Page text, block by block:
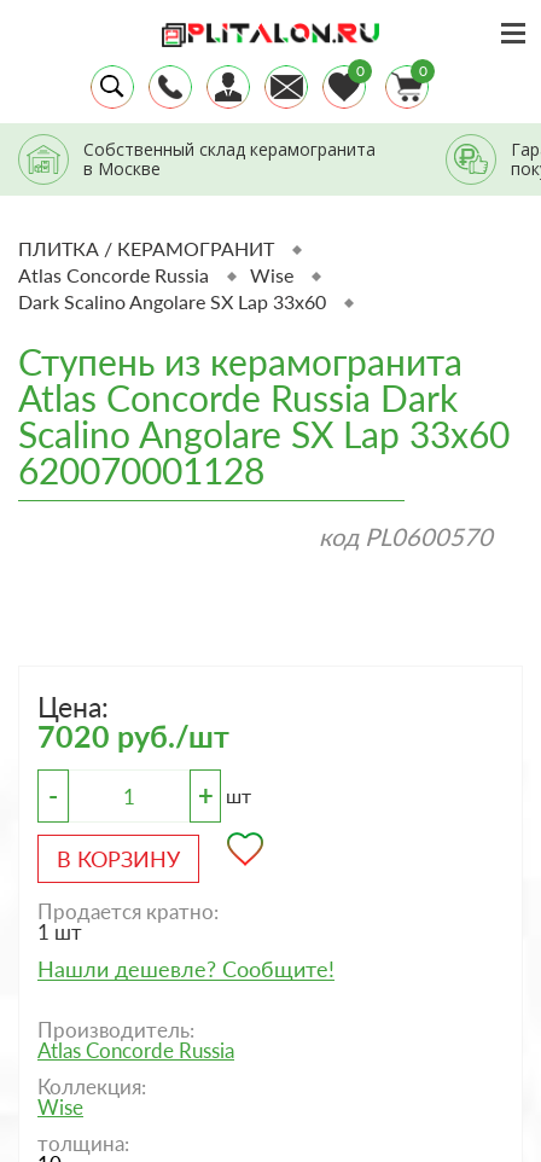
0 0
Собственный склад керамогранита
в Москве
ПЛИТКА / КЕРАМОГРАНИТ
Atlas Concorde Russia
Wise
Dark Scalino Angolare SX Lap 33x60
Ступень из керамогранита
Atlas Concorde Russia Dark
Scalino Angolare SX Lap 33x60
620070001128
код PL0600570
Цена:
7020 руб./шт
- + шт
В КОРЗИНУ
Продается кратно:
1 шт
Нашли дешевле? Сообщите!
Производитель:
Atlas Concorde Russia
Коллекция:
Wise
толщина: